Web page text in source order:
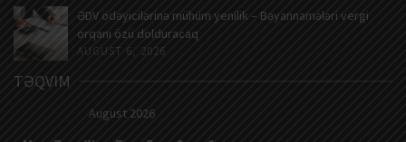
ƏDV ödəyicilərinə mühüm yenilik – Bəyannamələri vergi
orqanı özü dolduracaq
AUGUST 6, 2026
TƏQVIM
August 2026